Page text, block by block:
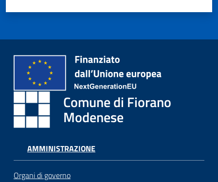
Comune di Fiorano
Modenese
AMMINISTRAZIONE
Organi di governo